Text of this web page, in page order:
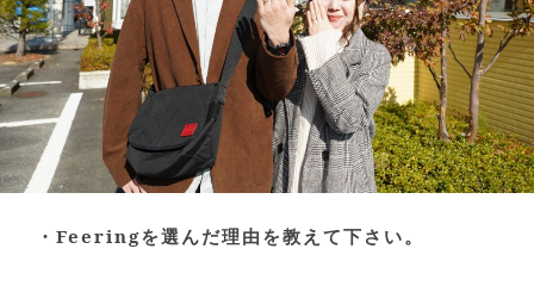
・Feeringを選んだ理由を教えて下さい。